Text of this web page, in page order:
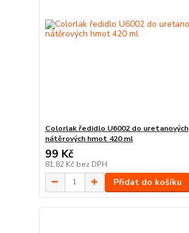
Colorlak ředidlo U6002 do uretanových
nátěrových hmot 420 ml
99 Kč
81,82 Kč bez DPH
Přidat do košíku